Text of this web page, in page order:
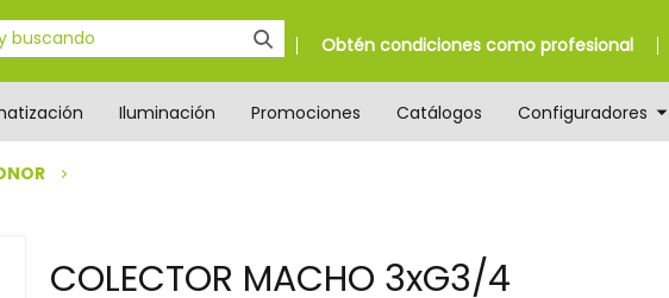
Obtén condiciones como profesional
Iluminación Promociones Catálogos Configuradores
COLECTOR MACHO 3xG3/4